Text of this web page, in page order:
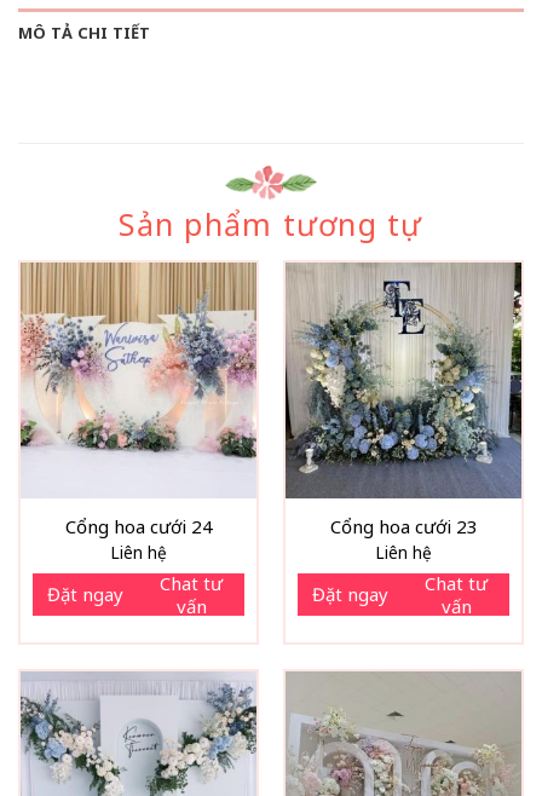
MÔ TẢ CHI TIẾT
Sản phẩm tương tự
Cổng hoa cưới 24
Liên hệ
Đặt ngay
Chat tư
vấn
Cổng hoa cưới 23
Liên hệ
Đặt ngay
Chat tư
vấn